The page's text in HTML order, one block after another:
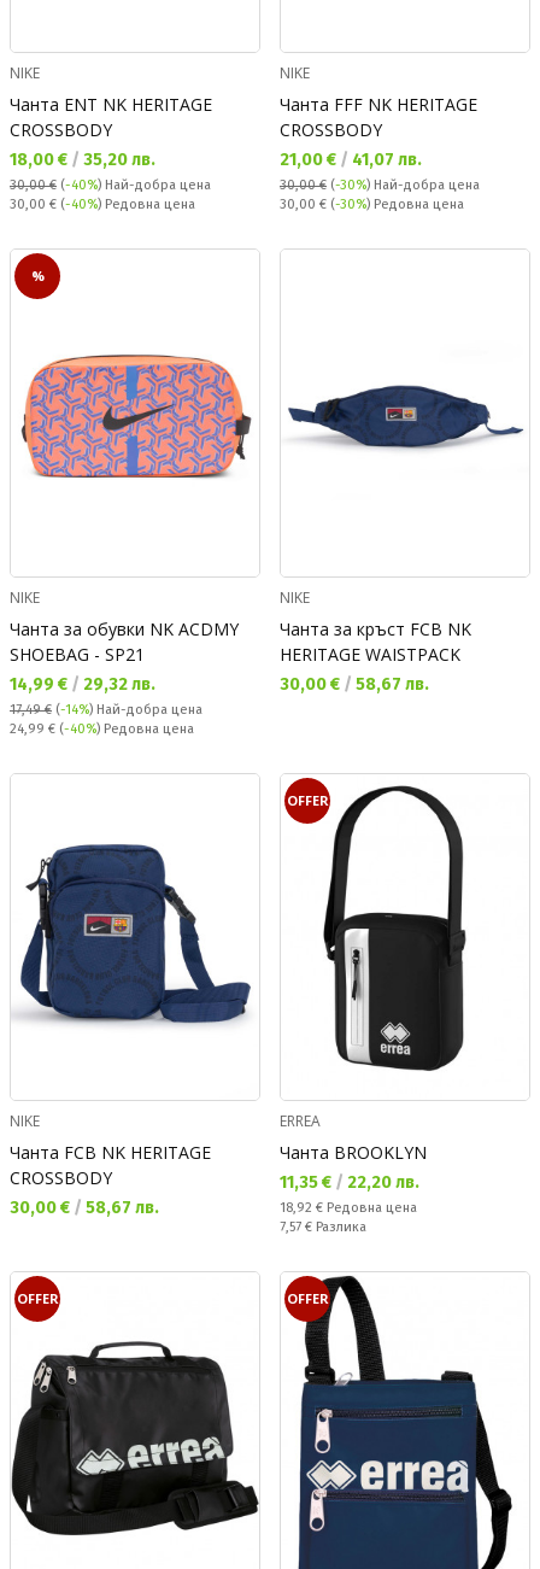
NIKE
Чанта ENT NK HERITAGE
CROSSBODY
Текуща цена:
18,00 € / 35,20 лв.
30,00 € (-40%) Най-добра цена
Редовна цена:
30,00 € (-40%) Редовна цена
NIKE
Чанта FFF NK HERITAGE
CROSSBODY
Текуща цена:
21,00 € / 41,07 лв.
30,00 € (-30%) Най-добра цена
Редовна цена:
30,00 € (-30%) Редовна цена
%
NIKE
Чанта за обувки NK ACDMY
SHOEBAG - SP21
Текуща цена:
14,99 € / 29,32 лв.
17,49 € (-14%) Най-добра цена
Редовна цена:
24,99 € (-40%) Редовна цена
NIKE
Чанта за кръст FCB NK
HERITAGE WAISTPACK
Текуща цена:
30,00 € / 58,67 лв.
NIKE
Чанта FCB NK HERITAGE
CROSSBODY
Текуща цена:
30,00 € / 58,67 лв.
OFFER
ERREA
Чанта BROOKLYN
Текуща цена:
11,35 € / 22,20 лв.
Редовна цена:
18,92 € Редовна цена
Спестявате:
7,57 € Разлика
OFFER OFFER